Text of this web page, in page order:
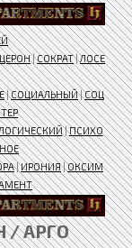
|СОКРАТ|ЛОСЕ
|СОЦИАЛЬНЫЙ|СОЦ
|ПСИХО
|ИРОНИЯ|ОКСИМ
/ АРГО